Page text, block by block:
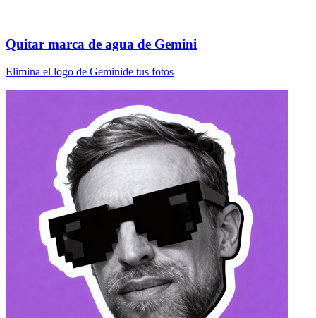
Quitar marca de agua de Gemini
Elimina el logo de Geminide tus fotos